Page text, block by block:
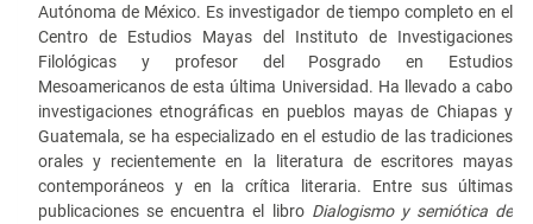
Autónoma de México. Es investigador de tiempo completo en el
Centro de Estudios Mayas del Instituto de Investigaciones
Filológicas y profesor del Posgrado en Estudios
Mesoamericanos de esta última Universidad. Ha llevado a cabo
investigaciones etnográficas en pueblos mayas de Chiapas y
Guatemala, se ha especializado en el estudio de las tradiciones
orales y recientemente en la literatura de escritores mayas
contemporáneos y en la crítica literaria. Entre sus últimas
publicaciones se encuentra el libro Dialogismo y semiótica de